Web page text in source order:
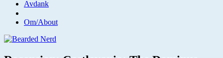
Avdank
Om/About